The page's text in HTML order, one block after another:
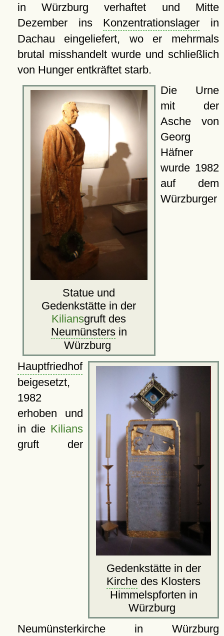
in Würzburg verhaftet und Mitte
Dezember ins Konzentrationslager in
Dachau eingeliefert, wo er mehrmals
brutal misshandelt wurde und schließlich
von Hunger entkräftet starb.
Statue und
Gedenkstätte in der
Kiliansgruft des
Neumünstersin
Würzburg
Gedenkstätte in der
Kirche des Klosters
Himmelspforten in
Würzburg
Die Urne
mit der
Asche von
Georg
Häfner
wurde 1982
auf dem
Würzburger
Hauptfriedhof
beigesetzt,
1982
erhoben und
in die Kilians
gruft der
Neumünsterkirchein Würzburg